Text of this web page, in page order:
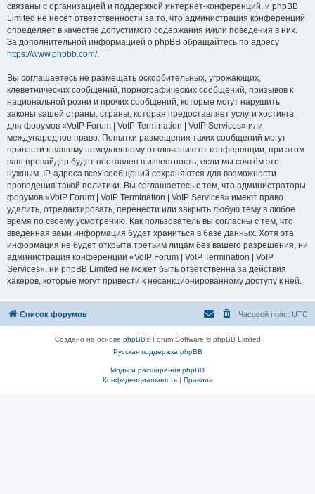
связаны с организацией и поддержкой интернет-конференций, и phpBB
Limited не несёт ответственности за то, что администрация конференций
определяет в качестве допустимого содержания и/или поведения в них.
За дополнительной информацией о phpBB обращайтесь по адресу
https://www.phpbb.com/.
Вы соглашаетесь не размещать оскорбительных, угрожающих,
клеветнических сообщений, порнографических сообщений, призывов к
национальной розни и прочих сообщений, которые могут нарушить
законы вашей страны, страны, которая предоставляет услуги хостинга
для форумов «VoIP Forum | VoIP Termination | VoIP Services» или
международное право. Попытки размещения таких сообщений могут
привести к вашему немедленному отключению от конференции, при этом
ваш провайдер будет поставлен в известность, если мы сочтём это
нужным. IP-адреса всех сообщений сохраняются для возможности
проведения такой политики. Вы соглашаетесь с тем, что администраторы
форумов «VoIP Forum | VoIP Termination | VoIP Services» имеют право
удалить, отредактировать, перенести или закрыть любую тему в любое
время по своему усмотрению. Как пользователь вы согласны с тем, что
введённая вами информация будет храниться в базе данных. Хотя эта
информация не будет открыта третьим лицам без вашего разрешения, ни
администрация конференции «VoIP Forum | VoIP Termination | VoIP
Services», ни phpBB Limited не может быть ответственна за действия
хакеров, которые могут привести к несанкционированному доступу к ней.
Список форумов Часовой пояс: UTC
Создано на основе phpBB® Forum Software © phpBB Limited
Русская поддержка phpBB
Моды и расширения phpBB
Конфиденциальность| Правила